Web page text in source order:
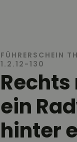
ein
hinter
FÜHRERSCHEIN
1.2.12-130